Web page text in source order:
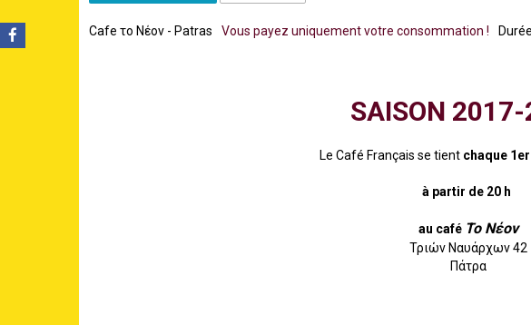
Cafe το Νέον - Patras Vous payez uniquement votre consommation !
SAISON
Le Café Français se tient chaque
à partir de 20 h
au café Το Νέον
Τριών Ναυάρχων 42
Πάτρα